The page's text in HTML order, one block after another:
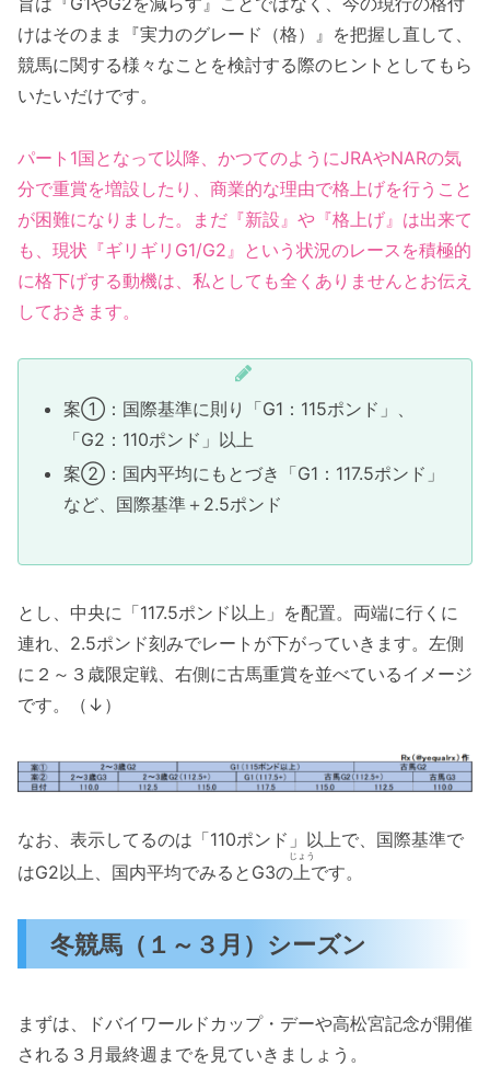
けはそのまま『実力のグレード（格）』を把握し直して、
競馬に関する様々なことを検討する際のヒントとしてもら
いたいだけです。
パート1国となって以降、かつてのようにJRAやNARの気
分で重賞を増設したり、商業的な理由で格上げを行うこと
が困難になりました。まだ『新設』や『格上げ』は出来て
も、現状『ギリギリG1/G2』という状況のレースを積極的
に格下げする動機は、私としても全くありませんとお伝え
しておきます。
案①：国際基準に則り「G1：115ポンド」、
「G2：110ポンド」以上
案②：国内平均にもとづき「G1：117.5ポンド」
など、国際基準＋2.5ポンド
とし、中央に「117.5ポンド以上」を配置。両端に行くに
連れ、2.5ポンド刻みでレートが下がっていきます。左側
に２～３歳限定戦、右側に古馬重賞を並べているイメージ
です。（↓）
なお、表示してるのは「110ポンド」以上で、国際基準で
はG2以上、国内平均でみるとG3の 上
じょう
です。
冬競馬（１～３月）シーズン
まずは、ドバイワールドカップ・デーや高松宮記念が開催
される３月最終週までを見ていきましょう。